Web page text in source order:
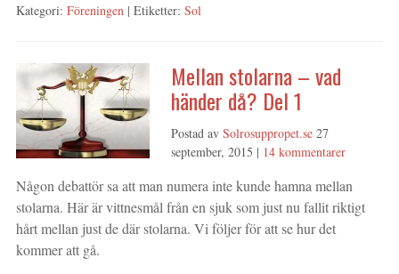
Kategori: Föreningen | Etiketter: Sol
Mellan stolarna – vad
händer då? Del 1
Postad av Solrosuppropet.se 27
september, 2015 | 14 kommentarer
Någon debattör sa att man numera inte kunde hamna mellan
stolarna. Här är vittnesmål från en sjuk som just nu fallit riktigt
hårt mellan just de där stolarna. Vi följer för att se hur det
kommer att gå.